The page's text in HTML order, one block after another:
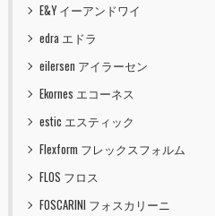
E&Y イーアンドワイ
edra エドラ
eilersen アイラーセン
Ekornes エコーネス
estic エスティック
Flexform フレックスフォルム
FLOS フロス
FOSCARINI フォスカリーニ